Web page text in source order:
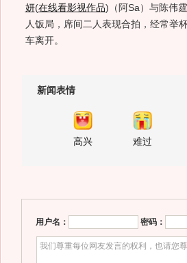
妍(在线看影视作品) （阿Sa）与陈伟
人饭局，席间二人表现合拍，经常举
车离开。
新闻表情
高兴 难过
用户名： 密码：